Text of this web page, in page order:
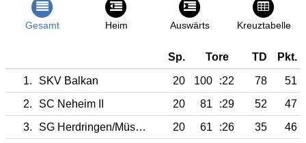
Gesamt Heim Auswärts Kreuztabelle
Sp. Tore TD Pkt.
1. SKV Balkan 20 100 :22 78
51
2.
SC Neheim II 20 81 :29 52
47
3.
SG Herdringen/Müschede III 20 61 :26 35
46